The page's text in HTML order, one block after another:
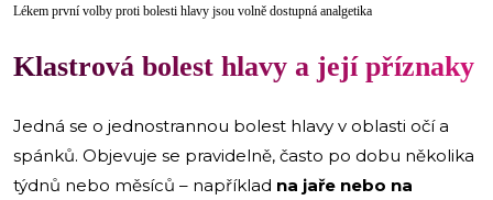
Lékem první volby proti bolesti hlavy jsou volně dostupná analgetika
Klastrová bolest hlavy a její příznaky
Jedná se o jednostrannou bolest hlavy v oblasti očí a
spánků. Objevuje se pravidelně, často po dobu několika
týdnů nebo měsíců – například na jaře nebo na